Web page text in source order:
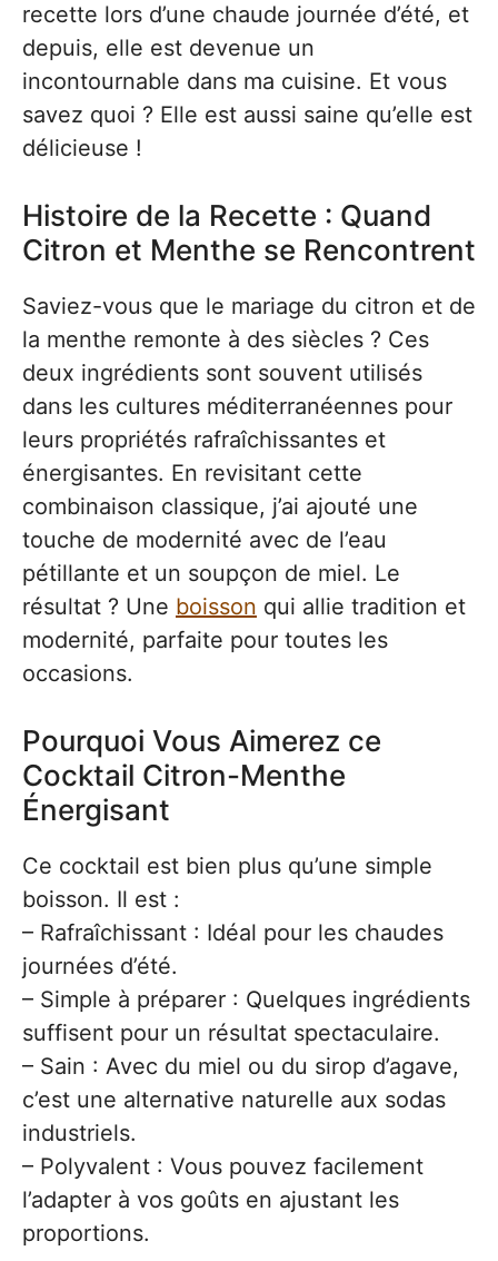
recette lors d’une chaude journée d’été, et
depuis, elle est devenue un
incontournable dans ma cuisine. Et vous
savez quoi ? Elle est aussi saine qu’elle est
délicieuse !
Histoire de la Recette : Quand
Citron et Menthe se Rencontrent
Saviez-vous que le mariage du citron et de
la menthe remonte à des siècles ? Ces
deux ingrédients sont souvent utilisés
dans les cultures méditerranéennes pour
leurs propriétés rafraîchissantes et
énergisantes. En revisitant cette
combinaison classique, j’ai ajouté une
touche de modernité avec de l’eau
pétillante et un soupçon de miel. Le
résultat ? Une boisson qui allie tradition et
modernité, parfaite pour toutes les
occasions.
Pourquoi Vous Aimerez ce
Cocktail Citron-Menthe
Énergisant
Ce cocktail est bien plus qu’une simple
boisson. Il est :
– Rafraîchissant : Idéal pour les chaudes
journées d’été.
– Simple à préparer : Quelques ingrédients
suffisent pour un résultat spectaculaire.
– Sain : Avec du miel ou du sirop d’agave,
c’est une alternative naturelle aux sodas
industriels.
– Polyvalent : Vous pouvez facilement
l’adapter à vos goûts en ajustant les
proportions.